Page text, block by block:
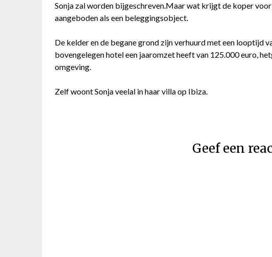
Sonja zal worden bijgeschreven.Maar wat krijgt de koper
aangeboden als een beleggingsobject.
De kelder en de begane grond zijn verhuurd met een looptijd
bovengelegen hotel een jaaromzet heeft van 125.000 euro,
omgeving.
Zelf woont Sonja veelal in haar villa op Ibiza.
Geef een